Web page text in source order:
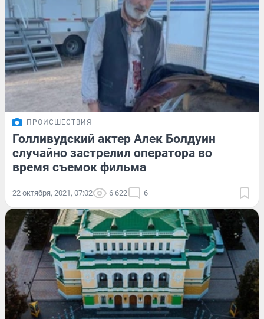
ПРОИСШЕСТВИЯ
Голливудский актер Алек Болдуин
случайно застрелил оператора во
время съемок фильма
22 октября, 2021, 07:02 6 622 6